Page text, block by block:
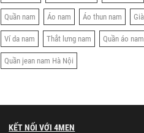
Quần nam Áo nam Áo thun nam
Ví da nam Thắt lưng nam Quần áo nam
Quần jean nam Hà Nội
KẾT NỐI VỚI 4MEN